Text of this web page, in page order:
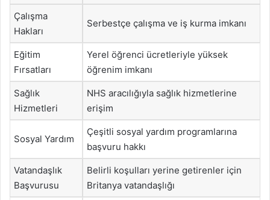
Çalışma
Hakları
Serbestçe çalışma ve iş kurma imkanı
Eğitim
Fırsatları
Yerel öğrenci ücretleriyle yüksek
öğrenim imkanı
Sağlık
Hizmetleri
NHS aracılığıyla sağlık hizmetlerine
erişim
Sosyal Yardım
Çeşitli sosyal yardım programlarına
başvuru hakkı
Vatandaşlık
Başvurusu
Belirli koşulları yerine getirenler için
Britanya vatandaşlığı